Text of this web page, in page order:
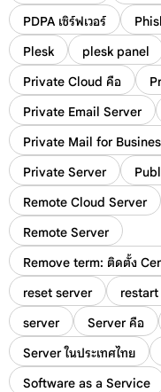
PDPA เซิร์ฟเวอร์
Plesk
plesk panel
Private Cloud คือ
Private Email Server
Private Mail for
Private Server
Remote Cloud Server
Remote Server
Remove term: ติดตั้ง
reset server
server
Server คือ
Server ในประเทศไทย
Software as a Service